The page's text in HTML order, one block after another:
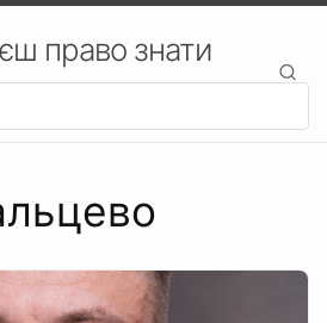
право знати